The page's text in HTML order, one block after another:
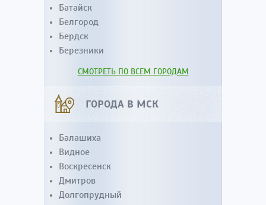
Батайск
Белгород
Бердск
Березники
СМОТРЕТЬ ПО ВСЕМ ГОРОДАМ
ГОРОДА В МСК
Балашиха
Видное
Воскресенск
Дмитров
Долгопрудный